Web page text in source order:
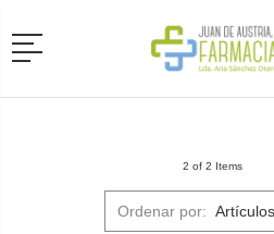
Menú
2 of 2 Items
Ordenar por: